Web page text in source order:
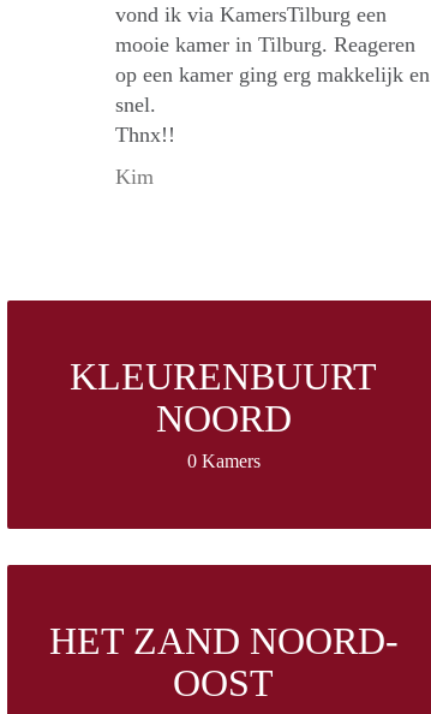
vond ik via KamersTilburg een
mooie kamer in Tilburg. Reageren
op een kamer ging erg makkelijk en
snel.
Thnx!!
Kim
KLEURENBUURT
NOORD
0 Kamers
HET ZAND NOORD-
OOST